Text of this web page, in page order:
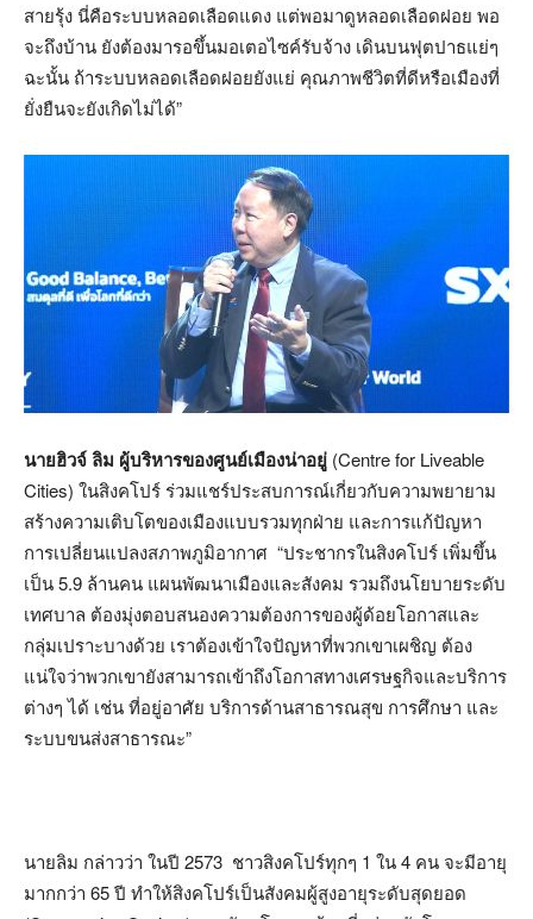
สายรุ้ง นี่คือระบบหลอดเลือดแดง แต่พอมาดูหลอดเลือดฝอย พอ
จะถึงบ้าน ยังต้องมารอขึ้นมอเตอไซค์รับจ้าง เดินบนฟุตปาธแย่ๆ
ฉะนั้น ถ้าระบบหลอดเลือดฝอยยังแย่ คุณภาพชีวิตที่ดีหรือเมืองที่
ยั่งยืนจะยังเกิดไม่ได้”
นายฮิวจ์ ลิม ผู้บริหารของศูนย์เมืองน่าอยู่ (Centre for Liveable
Cities) ในสิงคโปร์ ร่วมแชร์ประสบการณ์เกี่ยวกับความพยายาม
สร้างความเติบโตของเมืองแบบรวมทุกฝ่าย และการแก้ปัญหา
การเปลี่ยนแปลงสภาพภูมิอากาศ “ประชากรในสิงคโปร์ เพิ่มขึ้น
เป็น 5.9 ล้านคน แผนพัฒนาเมืองและสังคม รวมถึงนโยบายระดับ
เทศบาล ต้องมุ่งตอบสนองความต้องการของผู้ด้อยโอกาสและ
กลุ่มเปราะบางด้วย เราต้องเข้าใจปัญหาที่พวกเขาเผชิญ ต้อง
แน่ใจว่าพวกเขายังสามารถเข้าถึงโอกาสทางเศรษฐกิจและบริการ
ต่างๆ ได้ เช่น ที่อยู่อาศัย บริการด้านสาธารณสุข การศึกษา และ
ระบบขนส่งสาธารณะ”
นายลิม กล่าวว่า ในปี 2573 ชาวสิงคโปร์ทุกๆ 1 ใน 4 คน จะมีอายุ
มากกว่า 65 ปี ทำให้สิงคโปร์เป็นสังคมผู้สูงอายุระดับสุดยอด